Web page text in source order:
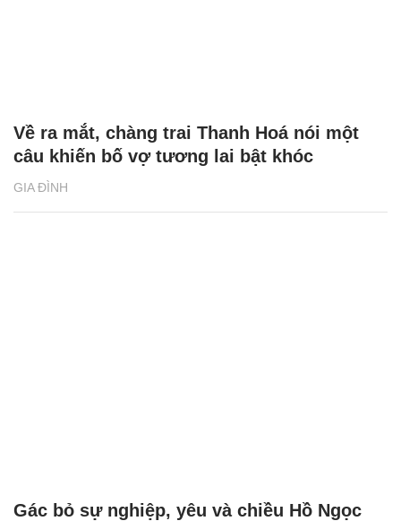
GIA ĐÌNH
Về ra mắt, chàng trai Thanh Hoá nói một
câu khiến bố vợ tương lai bật khóc
Gác bỏ sự nghiệp, yêu và chiều Hồ Ngọc